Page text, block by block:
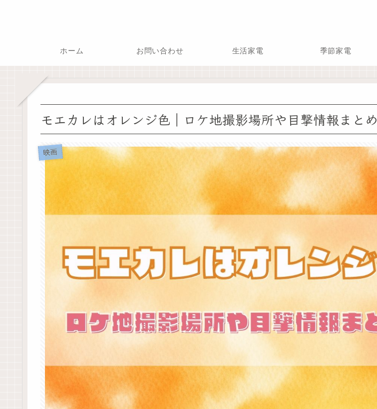
ホーム お問い合わせ 生活家電 季節家電
モエカレはオレンジ色｜ロケ地撮影場所や目撃情報まとめ
映画